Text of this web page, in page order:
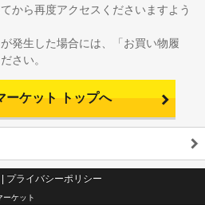
から再度アクセスくださいますよう
発生した場合には、「お買い物履
さい。
ーケット トップへ
プライバシーポリシー
ーケット